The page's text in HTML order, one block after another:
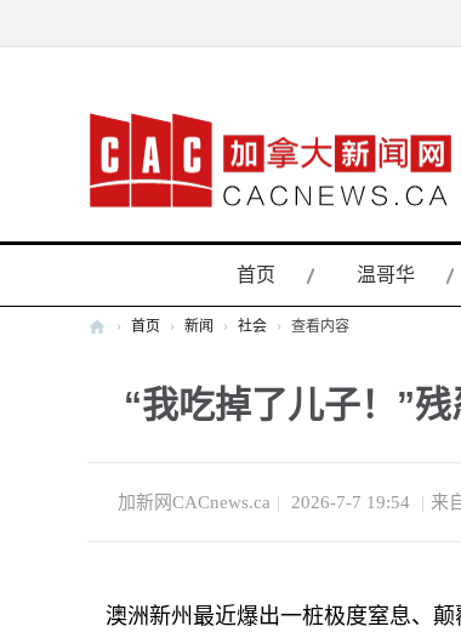
首页 温哥华
新
网
› 首页 › 新闻 › 社会 › 查看内容
“我吃掉了儿子！”
加新网CACnews.ca | 2026-7-7 19:54 | 来
澳洲新州最近爆出一桩极度窒息、